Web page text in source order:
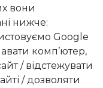
вони
нижче:
Google
комп’ютер,
/ відстежувати
/ дозволяти